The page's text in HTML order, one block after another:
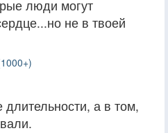
люди могут
не в твоей
а в том,